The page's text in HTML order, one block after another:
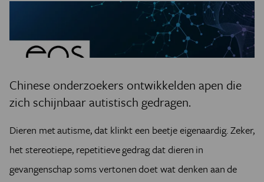
AGENDA
JONGE UITDAGERS
Chinese onderzoekers ontwikkelden apen die
zich schijnbaar autistisch gedragen.
Dieren met autisme, dat klinkt een beetje eigenaardig. Zeker,
het stereotiepe, repetitieve gedrag dat dieren in
gevangenschap soms vertonen doet wat denken aan de